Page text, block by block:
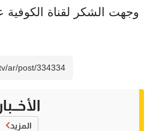
وجهت الشكر لقناة الكوفية
الأخــبار
المزيد